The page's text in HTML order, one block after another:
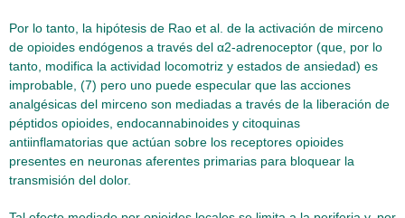
Por lo tanto, la hipótesis de Rao et al. de la activación de mirceno
de opioides endógenos a través del α2-adrenoceptor (que, por lo
tanto, modifica la actividad locomotriz y estados de ansiedad) es
improbable, (7) pero uno puede especular que las acciones
analgésicas del mirceno son mediadas a través de la liberación de
péptidos opioides, endocannabinoides y citoquinas
antiinflamatorias que actúan sobre los receptores opioides
presentes en neuronas aferentes primarias para bloquear la
transmisión del dolor.